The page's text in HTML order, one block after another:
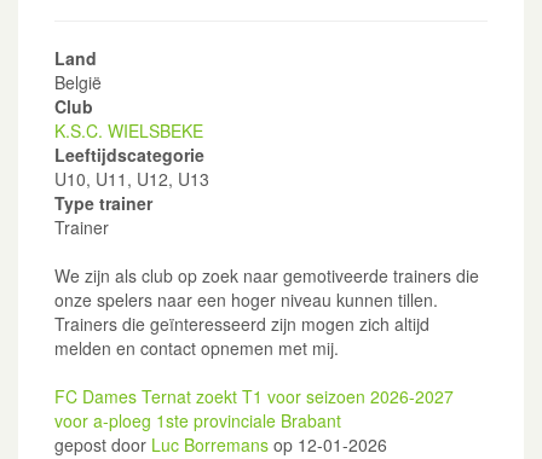
Land
België
Club
K.S.C. WIELSBEKE
Leeftijdscategorie
U10, U11, U12, U13
Type trainer
Trainer
We zijn als club op zoek naar gemotiveerde trainers die
onze spelers naar een hoger niveau kunnen tillen.
Trainers die geïnteresseerd zijn mogen zich altijd
melden en contact opnemen met mij.
FC Dames Ternat zoekt T1 voor seizoen 2026-2027
voor a-ploeg 1ste provinciale Brabant
gepost door Luc Borremans op 12-01-2026